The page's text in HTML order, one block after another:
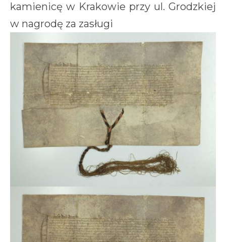
kamienicę w Krakowie przy ul. Grodzkiej
w nagrodę za zasługi